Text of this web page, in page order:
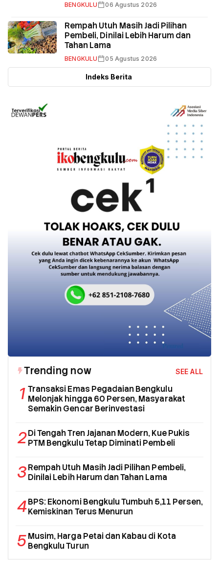
BENGKULU 06 Agustus 2026
Rempah Utuh Masih Jadi Pilihan
Pembeli, Dinilai Lebih Harum dan
Tahan Lama
BENGKULU 05 Agustus 2026
Indeks Berita
Trending now SEE ALL
1 Transaksi Emas Pegadaian Bengkulu
Melonjak hingga 60 Persen, Masyarakat
Semakin Gencar Berinvestasi
2Di Tengah Tren Jajanan Modern, Kue Pukis
PTM Bengkulu Tetap Diminati Pembeli
3Rempah Utuh Masih Jadi Pilihan Pembeli,
Dinilai Lebih Harum dan Tahan Lama
4BPS: Ekonomi Bengkulu Tumbuh 5,11 Persen,
Kemiskinan Terus Menurun
5Musim, Harga Petai dan Kabau di Kota
Bengkulu Turun